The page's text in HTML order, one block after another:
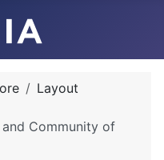
Layout
Community of